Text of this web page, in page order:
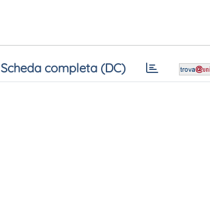
Scheda completa (DC)